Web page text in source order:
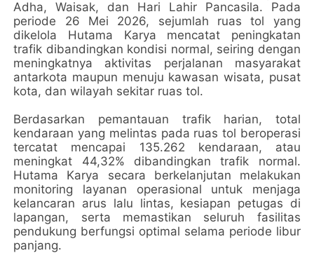
Adha, Waisak, dan Hari Lahir Pancasila. Pada
periode 26 Mei 2026, sejumlah ruas tol yang
dikelola Hutama Karya mencatat peningkatan
trafik dibandingkan kondisi normal, seiring dengan
meningkatnya aktivitas perjalanan masyarakat
antarkota maupun menuju kawasan wisata, pusat
kota, dan wilayah sekitar ruas tol.
Berdasarkan pemantauan trafik harian, total
kendaraan yang melintas pada ruas tol beroperasi
tercatat mencapai 135.262 kendaraan, atau
meningkat 44,32% dibandingkan trafik normal.
Hutama Karya secara berkelanjutan melakukan
monitoring layanan operasional untuk menjaga
kelancaran arus lalu lintas, kesiapan petugas di
lapangan, serta memastikan seluruh fasilitas
pendukung berfungsi optimal selama periode libur
panjang.